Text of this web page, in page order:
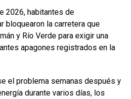
2026, habitantes de
bloquearon la carretera que
y Río Verde para exigir una
apagones registrados en la
el problema semanas después y
durante varios días, los